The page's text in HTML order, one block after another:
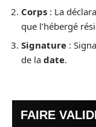
Corps : La
que l’hébergé
Signature :
de la date.
FAIRE